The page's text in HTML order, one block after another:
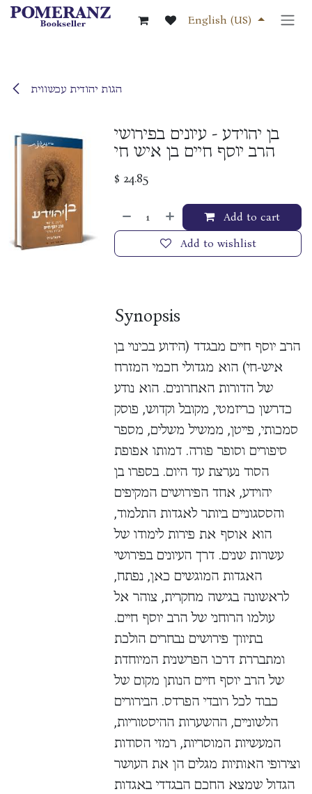
Skip to Content
English (US)
הגות יהודית עכשווית
בן יהוידע - עיונים בפירושי
הרב יוסף חיים בן איש חי
$ 24.85
Add to cart
Add to wishlist
Synopsis
‏הרב יוסף חיים מבגדד (הידוע בכינוי בן
איש-חי) הוא מגדולי חכמי המזרח
של הדורות האחרונים. הוא נודע
כדרשן כריזמטי, מקובל וקדוש, פוסק
סמכותי, פייטן, ממשיל משלים, מספר
סיפורים וסופר פורה. דמותו אפופת
הסוד נערצת עד היום. בספרו בן
יהוידע, אחד הפירושים המקיפים
והססגוניים ביותר לאגדות התלמוד,
הוא אוסף את פירות לימודו של
עשרות שנים. דרך העיונים בפירושי
האגדות המוגשים כאן, נפתח,
לראשונה בגישה מחקרית, צוהר אל
עולמו הרוחני של הרב יוסף חיים.
בתיווך פירושים נבחרים הולכת
ומתבררת דרכו הפרשנית המיוחדת
של הרב יוסף חיים הנותן מקום של
כבוד לכל רובדי הפרדס. הבירורים
הלשוניים, ההשערות ההיסטוריות,
המעשיות המוסריות, רמזי הסודות
וצירופי האותיות מגלים הן את העושר
הגדול שמצא החכם הבגדדי באגדות